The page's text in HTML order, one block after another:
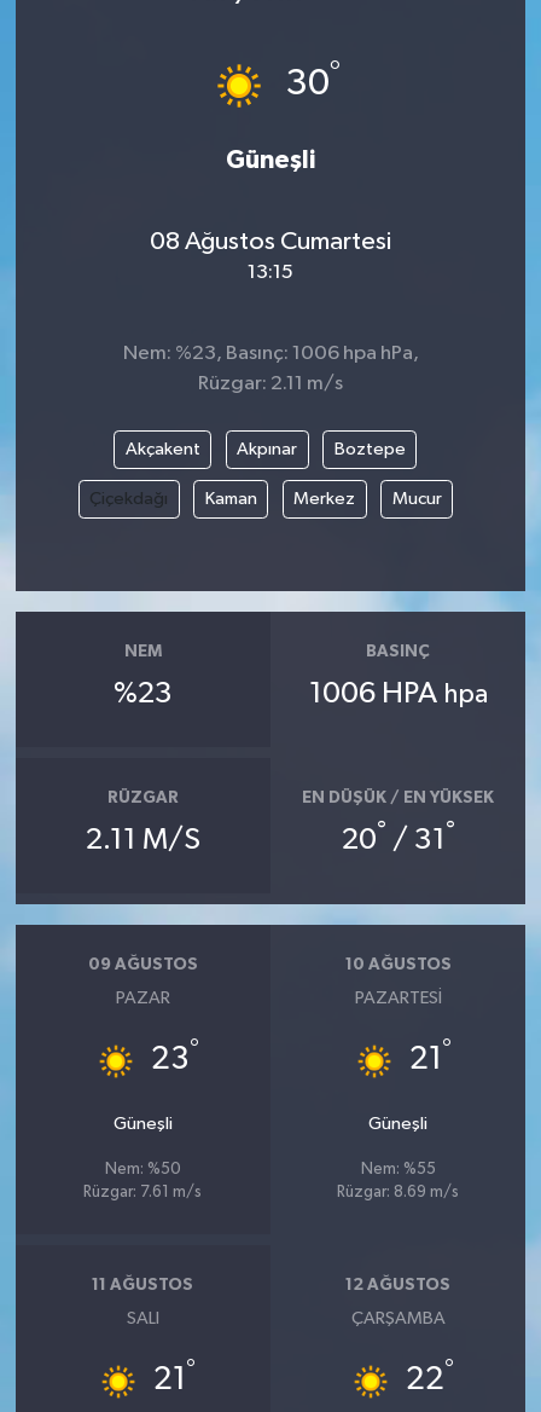
30°
Güneşli
08 Ağustos Cumartesi
13:15
Nem: %23, Basınç: 1006 hpa hPa,
Rüzgar: 2.11 m/s
Akçakent Akpınar Boztepe
Çiçekdağı Kaman Merkez Mucur
NEM
%23
BASINÇ
1006 HPA hpa
RÜZGAR
2.11 M/S
EN DÜŞÜK / EN YÜKSEK
20° / 31 °
09 AĞUSTOS
PAZAR
23°
Güneşli
Nem: %50
Rüzgar: 7.61 m/s
10 AĞUSTOS
PAZARTESI
21 °
Güneşli
Nem: %55
Rüzgar: 8.69 m/s
11 AĞUSTOS
SALI
21 °
12 AĞUSTOS
ÇARŞAMBA
22°
Manşet Altı
Resmi İlan
Spor
Teknoloji
Yaşam